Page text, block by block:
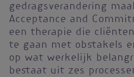
gedragsverandering
Acceptance and
een therapie die
te gaan met obstakels
op wat werkelijk
bestaat uit zes